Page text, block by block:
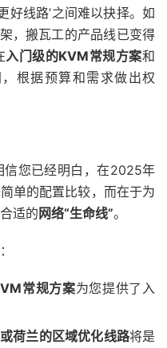
好线路’之间难以抉择。如
，搬瓦工的产品线已变得
入门级的KVM常规方案和
根据预算和需求做出权
信您已经明白，在2025年
单的配置比较，而在于为
适的 网络“生命线”。
常规方案为您提供了入
荷兰的区域优化线路将是